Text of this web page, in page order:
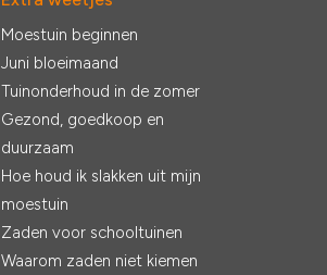
Moestuin beginnen
Juni bloeimaand
Tuinonderhoud in de zomer
Gezond, goedkoop en
duurzaam
Hoe houd ik slakken uit mijn
moestuin
Zaden voor schooltuinen
Waarom zaden niet kiemen